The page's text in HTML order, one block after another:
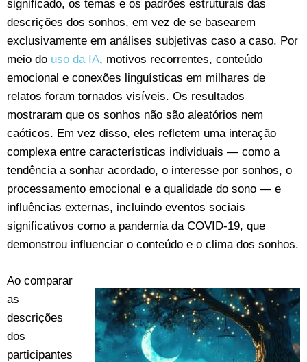
significado, os temas e os padrões estruturais das
descrições dos sonhos, em vez de se basearem
exclusivamente em análises subjetivas caso a caso. Por
meio do uso da IA, motivos recorrentes, conteúdo
emocional e conexões linguísticas em milhares de
relatos foram tornados visíveis. Os resultados
mostraram que os sonhos não são aleatórios nem
caóticos. Em vez disso, eles refletem uma interação
complexa entre características individuais — como a
tendência a sonhar acordado, o interesse por sonhos, o
processamento emocional e a qualidade do sono — e
influências externas, incluindo eventos sociais
significativos como a pandemia da COVID-19, que
demonstrou influenciar o conteúdo e o clima dos sonhos.
Ao comparar
as
descrições
dos
participantes